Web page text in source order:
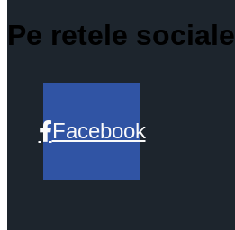
Pe retele sociale
Facebook